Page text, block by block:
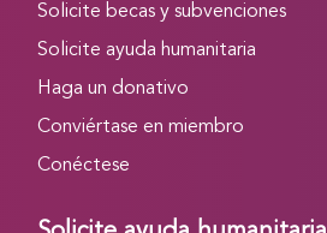
Solicite becas y subvenciones
Solicite ayuda humanitaria
Haga un donativo
Conviértase en miembro
Conéctese